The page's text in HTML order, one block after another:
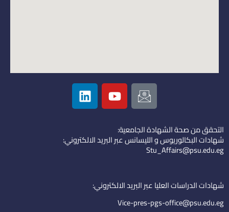
I
c
o
n
-
e
i
l
Y
o
u
u
b
L
i
n
e
d
التحقق من صحة الشهادة الجامعية:
شهادات البكالوريوس و الليسانس عبر البريد الالكتروني:
Stu_Affairs@psu.edu.eg
شهادات الدراسات العليا عبر البريد الالكتروني:
Vice-pres-pgs-office@psu.edu.eg